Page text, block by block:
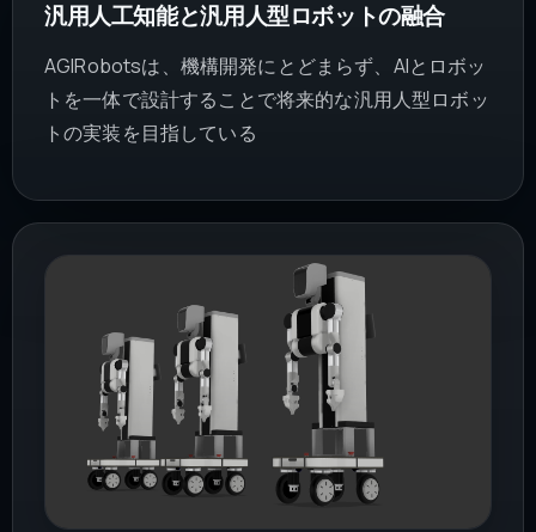
汎用人工知能と汎用人型ロボットの融合
AGIRobotsは、機構開発にとどまらず、AIとロボッ
トを一体で設計することで将来的な汎用人型ロボッ
トの実装を目指している